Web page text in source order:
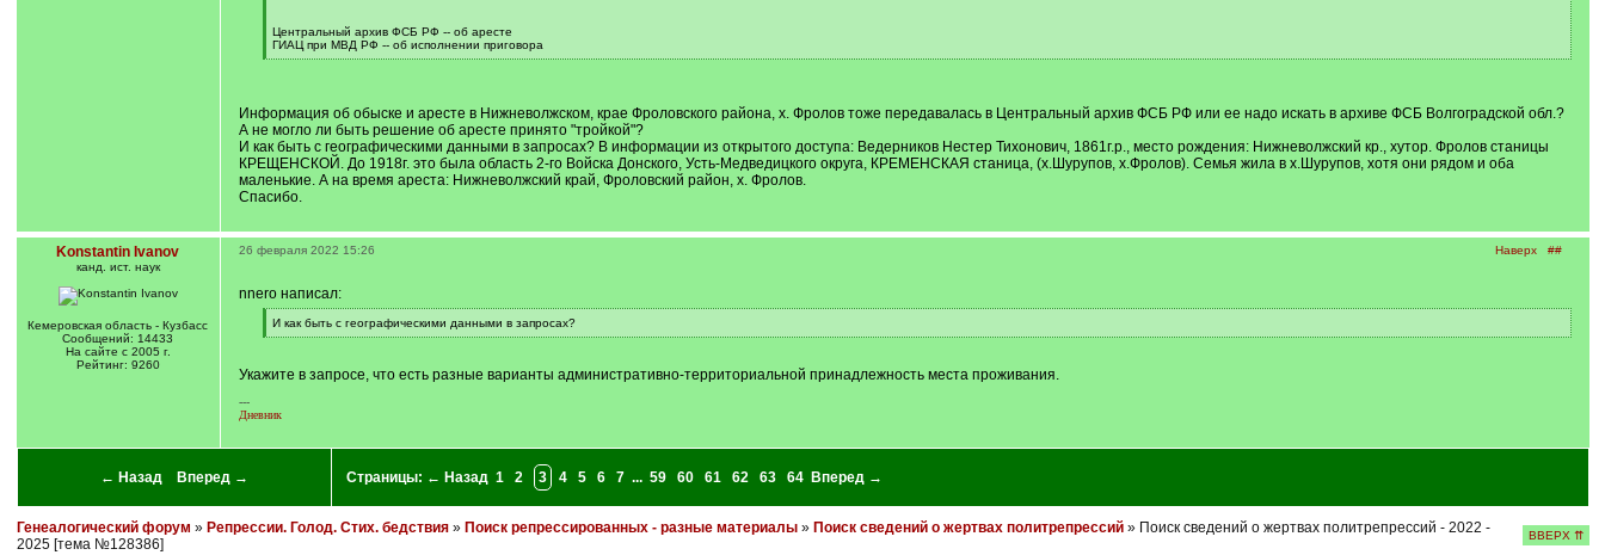
Центральный архив ФСБ РФ -- об аресте
ГИАЦ при МВД РФ -- об исполнении приговора
[
Информация об обыске и аресте в Нижневолжском, крае Фроловского района, х. Фролов тоже передавалась в Центральный архив ФСБ РФ или ее надо искать в архиве ФСБ Волгоградской обл.?
А не могло ли быть решение об аресте принято "тройкой"?
И как быть с географическими данными в запросах? В информации из открытого доступа: Ведерников Нестер Тихонович, 1861г.р., место рождения: Нижневолжский кр., хутор. Фролов станицы
КРЕЩЕНСКОЙ. До 1918г. это была область 2-го Войска Донского, Усть-Медведицкого округа, КРЕМЕНСКАЯ станица, (х.Шурупов, х.Фролов). Семья жила в х.Шурупов, хотя они рядом и оба
маленькие. А на время ареста: Нижневолжский край, Фроловский район, х. Фролов.
Спасибо.
Konstantin Ivanov
канд. ист. наук
Кемеровская область - Кузбасс
Сообщений: 14433
На сайте с 2005 г.
Рейтинг: 9260
Наверх ##
26 февраля 2022 15:26
nnero написал:
[
q
И как быть с географическими данными в запросах?
[
]
Укажите в запросе, что есть разные варианты административно-территориальной принадлежность места проживания.
---
Дневник
← Назад Вперед → Страницы: ← Назад 1 2 3 4 5 6 7 ... 59 60 61 62 63 64 Вперед →
Генеалогический форум » Репрессии. Голод. Стих. бедствия» Поиск репрессированных - разные материалы » Поиск сведений о жертвах политрепрессий » Поиск сведений о жертвах политрепрессий - 2022 -
2025 [тема №128386]
ВВЕРХ ⇈